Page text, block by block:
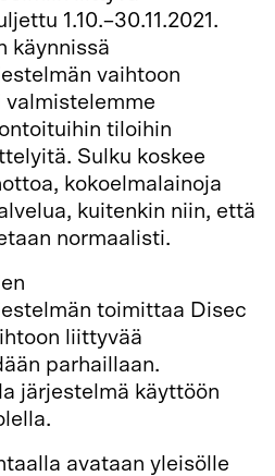
1.10.–30.11.2021.
käynnissä
vaihtoon
valmistelemme
tiloihin
Sulku koskee
kokoelmalainoja
kuitenkin niin, että
normaalisti.
toimittaa Disec
liittyvää
parhaillaan.
järjestelmä käyttöön
avataan yleisölle